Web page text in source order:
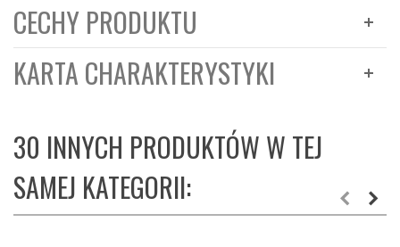
CECHY PRODUKTU
KARTA CHARAKTERYSTYKI
30 INNYCH PRODUKTÓW W TEJ
SAMEJ KATEGORII: